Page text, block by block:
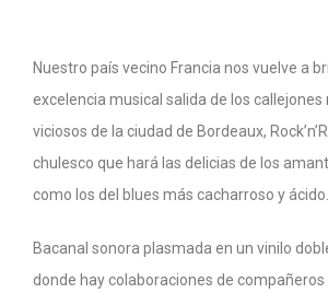
Nuestro país vecino Francia nos vuelve a
excelencia musical salida de los callejones
viciosos de la ciudad de Bordeaux,
chulesco que hará las delicias de los
como los del blues más cacharroso y ácido.
Bacanal sonora plasmada en un vinilo
donde hay colaboraciones de compañeros